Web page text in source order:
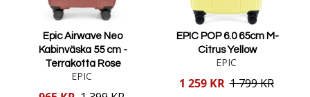
Epic Airwave Neo
Kabinväska 55 cm -
Terrakotta Rose
EPIC
EPIC POP 6.0 65cm M-
Citrus Yellow
EPIC
Reducerat
1 259 KR 1 799 KR